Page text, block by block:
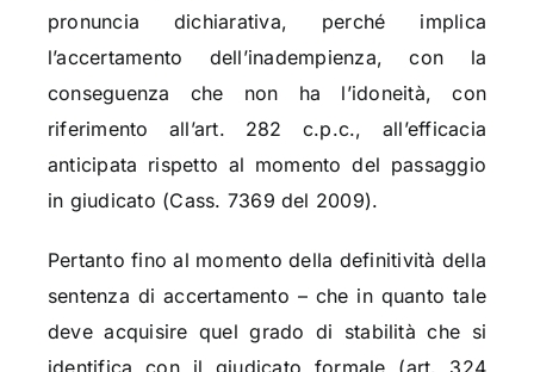
pronuncia dichiarativa, perché implica
l’accertamento dell’inadempienza, con la
conseguenza che non ha l’idoneità, con
riferimento all’art. 282 c.p.c., all’efficacia
anticipata rispetto al momento del passaggio
in giudicato (Cass. 7369 del 2009).
Pertanto fino al momento della definitività della
sentenza di accertamento – che in quanto tale
deve acquisire quel grado di stabilità che si